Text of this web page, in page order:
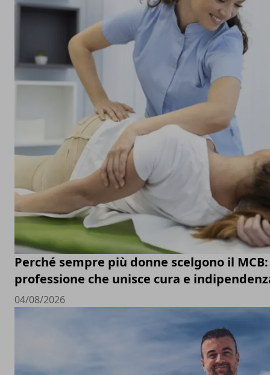
Perché sempre più donne scelgono il
professione che unisce cura e
04/08/2026